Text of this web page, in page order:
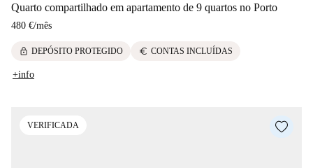
Quarto compartilhado em apartamento de 9 quartos no Porto
480 €/mês
lock DEPÓSITO PROTEGIDO euro CONTAS INCLUÍDAS
+info
VERIFICADA